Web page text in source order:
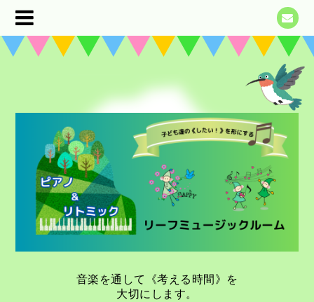
音楽を通して《考える時間》を
大切にします。